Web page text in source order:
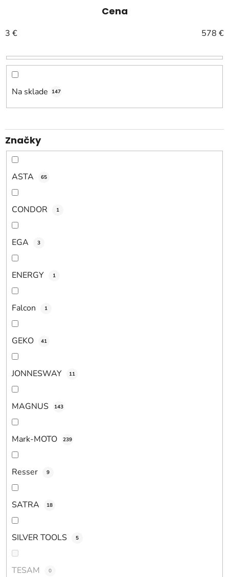
n
i
e
p
o
d
k
t
o
Cena
3 € 578 €
Na sklade 147
Značky
ASTA 65
CONDOR 1
EGA 3
ENERGY 1
Falcon 1
GEKO 41
JONNESWAY 11
MAGNUS 143
Mark-MOTO 239
Resser 9
SATRA 18
SILVER TOOLS 5
TESAM 0